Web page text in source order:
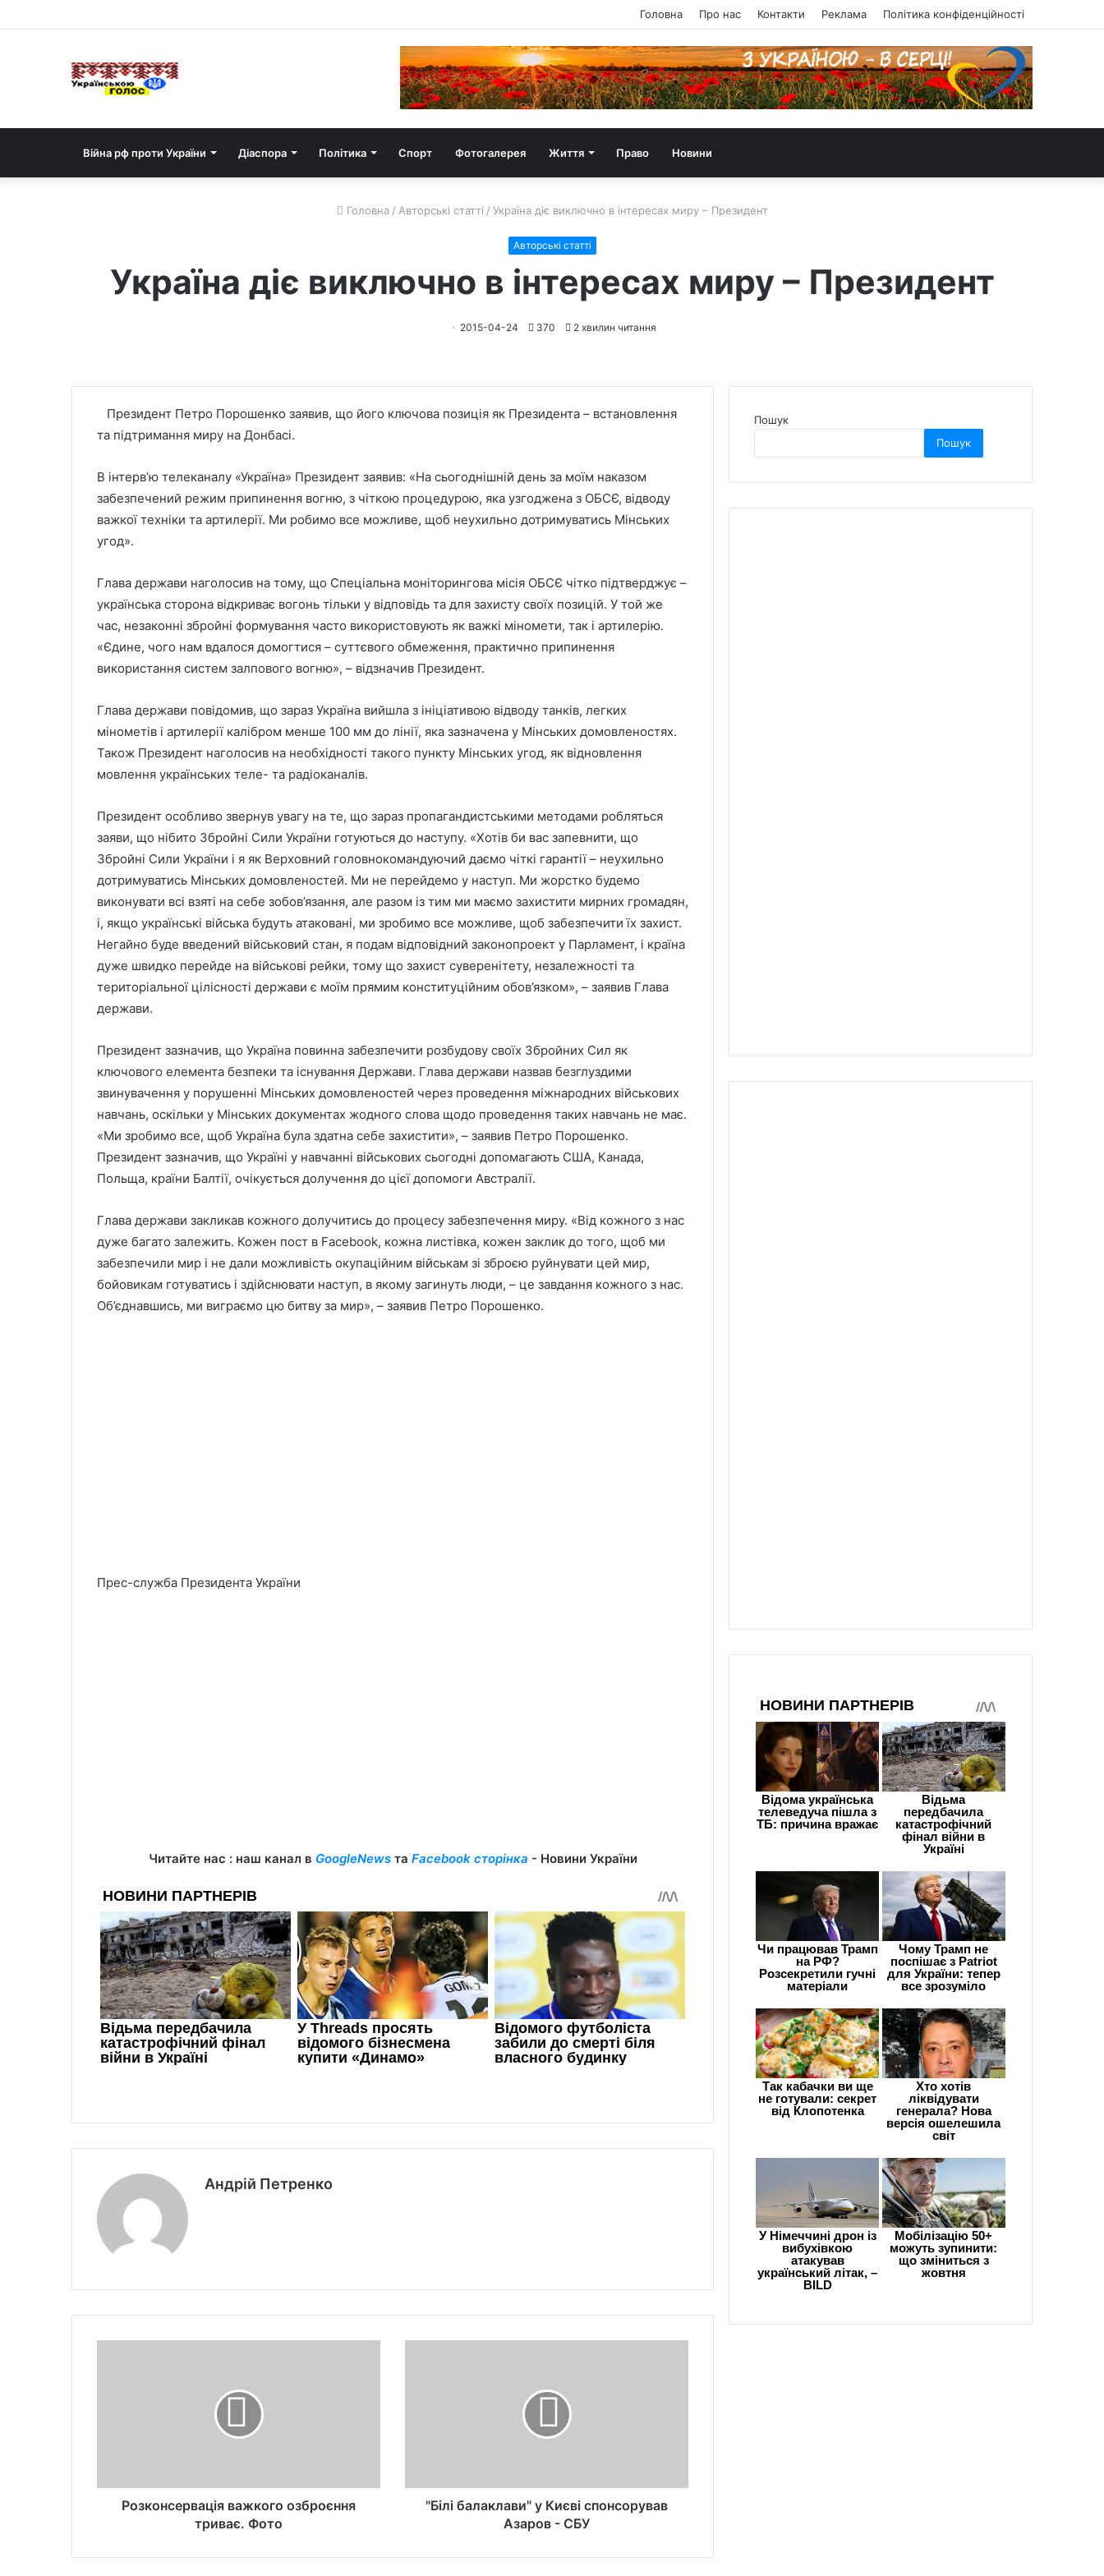
Головна Про нас Контакти Реклама Політика конфіденційності
Війна рф проти України Діаспора Політика Спорт Фотогалерея Життя Право Новини
Головна / Авторські статті / Україна діє виключно в інтересах миру – Президент
Авторські статті
Україна діє виключно в інтересах миру – Президент
2015-04-24 370 2 хвилин читання
Президент Петро Порошенко заявив, що його ключова позиція як Президента – встановлення
та підтримання миру на Донбасі.
В інтерв’ю телеканалу «Україна» Президент заявив: «На сьогоднішній день за моїм наказом
забезпечений режим припинення вогню, з чіткою процедурою, яка узгоджена з ОБСЄ, відводу
важкої техніки та артилерії. Ми робимо все можливе, щоб неухильно дотримуватись Мінських
угод».
Глава держави наголосив на тому, що Спеціальна моніторингова місія ОБСЄ чітко підтверджує –
українська сторона відкриває вогонь тільки у відповідь та для захисту своїх позицій. У той же
час, незаконні збройні формування часто використовують як важкі міномети, так і артилерію.
«Єдине, чого нам вдалося домогтися – суттєвого обмеження, практично припинення
використання систем залпового вогню», – відзначив Президент.
Глава держави повідомив, що зараз Україна вийшла з ініціативою відводу танків, легких
мінометів і артилерії калібром менше 100 мм до лінії, яка зазначена у Мінських домовленостях.
Також Президент наголосив на необхідності такого пункту Мінських угод, як відновлення
мовлення українських теле- та радіоканалів.
Президент особливо звернув увагу на те, що зараз пропагандистськими методами робляться
заяви, що нібито Збройні Сили України готуються до наступу. «Хотів би вас запевнити, що
Збройні Сили України і я як Верховний головнокомандуючий даємо чіткі гарантії – неухильно
дотримуватись Мінських домовленостей. Ми не перейдемо у наступ. Ми жорстко будемо
виконувати всі взяті на себе зобов’язання, але разом із тим ми маємо захистити мирних громадян,
і, якщо українські війська будуть атаковані, ми зробимо все можливе, щоб забезпечити їх захист.
Негайно буде введений військовий стан, я подам відповідний законопроект у Парламент, і країна
дуже швидко перейде на військові рейки, тому що захист суверенітету, незалежності та
територіальної цілісності держави є моїм прямим конституційним обов’язком», – заявив Глава
держави.
Президент зазначив, що Україна повинна забезпечити розбудову своїх Збройних Сил як
ключового елемента безпеки та існування Держави. Глава держави назвав безглуздими
звинувачення у порушенні Мінських домовленостей через проведення міжнародних військових
навчань, оскільки у Мінських документах жодного слова щодо проведення таких навчань не має.
«Ми зробимо все, щоб Україна була здатна себе захистити», – заявив Петро Порошенко.
Президент зазначив, що Україні у навчанні військових сьогодні допомагають США, Канада,
Польща, країни Балтії, очікується долучення до цієї допомоги Австралії.
Глава держави закликав кожного долучитись до процесу забезпечення миру. «Від кожного з нас
дуже багато залежить. Кожен пост в Facebook, кожна листівка, кожен заклик до того, щоб ми
забезпечили мир і не дали можливість окупаційним військам зі зброєю руйнувати цей мир,
бойовикам готуватись і здійснювати наступ, в якому загинуть люди, – це завдання кожного з нас.
Об’єднавшись, ми виграємо цю битву за мир», – заявив Петро Порошенко.
Прес-служба Президента України
Читайте нас : наш канал в GoogleNewsта Facebook сторінка - Новини України
Андрій Петренко
Розконсервація важкого озброєння
триває. Фото
"Білі балаклави" у Києві спонсорував
Азаров - СБУ
Пошук
Пошук